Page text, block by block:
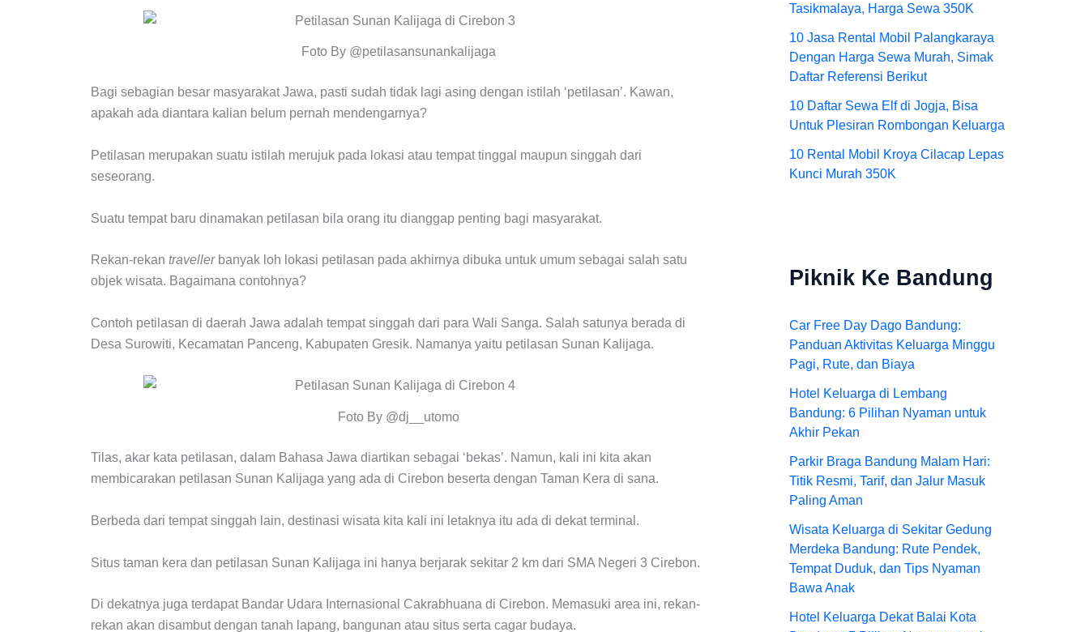
Foto By @petilasansunankalijaga
Bagi sebagian besar masyarakat Jawa, pasti sudah tidak lagi asing dengan istilah ‘petilasan’. Kawan,
apakah ada diantara kalian belum pernah mendengarnya?
Petilasan merupakan suatu istilah merujuk pada lokasi atau tempat tinggal maupun singgah dari
seseorang.
Suatu tempat baru dinamakan petilasan bila orang itu dianggap penting bagi masyarakat.
Rekan-rekan travellerbanyak loh lokasi petilasan pada akhirnya dibuka untuk umum sebagai salah satu
objek wisata. Bagaimana contohnya?
Contoh petilasan di daerah Jawa adalah tempat singgah dari para Wali Sanga. Salah satunya berada di
Desa Surowiti, Kecamatan Panceng, Kabupaten Gresik. Namanya yaitu petilasan Sunan Kalijaga.
Foto By @dj__utomo
Tilas, akar kata petilasan, dalam Bahasa Jawa diartikan sebagai ‘bekas’. Namun, kali ini kita akan
membicarakan petilasan Sunan Kalijaga yang ada di Cirebon beserta dengan Taman Kera di sana.
Berbeda dari tempat singgah lain, destinasi wisata kita kali ini letaknya itu ada di dekat terminal.
Situs taman kera dan petilasan Sunan Kalijaga ini hanya berjarak sekitar 2 km dari SMA Negeri 3 Cirebon.
Di dekatnya juga terdapat Bandar Udara Internasional Cakrabhuana di Cirebon. Memasuki area ini, rekan-
rekan akan disambut dengan tanah lapang, bangunan atau situs serta cagar budaya.
Tasikmalaya, Harga Sewa 350K
10 Jasa Rental Mobil Palangkaraya
Dengan Harga Sewa Murah, Simak
Daftar Referensi Berikut
10 Daftar Sewa Elf di Jogja, Bisa
Untuk Plesiran Rombongan Keluarga
10 Rental Mobil Kroya Cilacap Lepas
Kunci Murah 350K
Piknik Ke Bandung
Car Free Day Dago Bandung:
Panduan Aktivitas Keluarga Minggu
Pagi, Rute, dan Biaya
Hotel Keluarga di Lembang
Bandung: 6 Pilihan Nyaman untuk
Akhir Pekan
Parkir Braga Bandung Malam Hari:
Titik Resmi, Tarif, dan Jalur Masuk
Paling Aman
Wisata Keluarga di Sekitar Gedung
Merdeka Bandung: Rute Pendek,
Tempat Duduk, dan Tips Nyaman
Bawa Anak
Hotel Keluarga Dekat Balai Kota